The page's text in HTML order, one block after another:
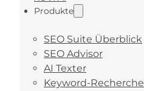
Produkte
SEO Suite Überblick
SEO Advisor
AI Texter
Keyword-Recherche